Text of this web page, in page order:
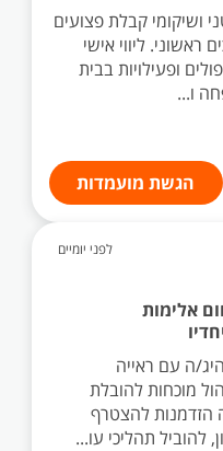
ושיקומי קבלת פצועים
ראשוני. ליווי אישי
ופעילויות בבית
ו...
הגשת מועמדות
לפני יומיים
אלימות
ה עם ראייה
מוכחות להובלת
הזדמנות להצטרף
להוביל תהליכי עו...